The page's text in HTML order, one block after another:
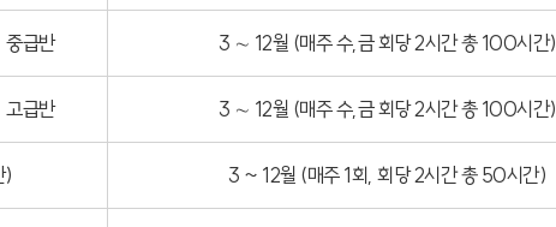
중급반 3 ∼ 12월 (매주 수,금 회당 2시간 총 100시간)
고급반 3 ∼ 12월 (매주 수,금 회당 2시간 총 100시간)
) 3 ~ 12월 (매주 1회, 회당 2시간 총 50시간)